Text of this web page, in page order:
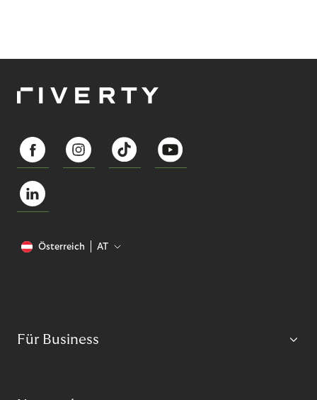
Österreich AT
Für Business